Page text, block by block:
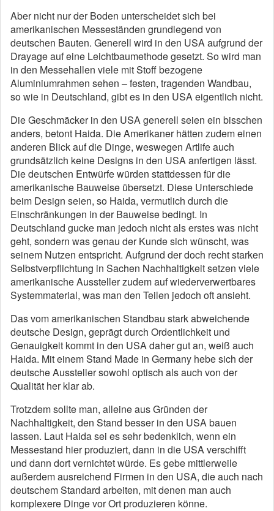
Aber nicht nur der Boden unterscheidet sich bei
amerikanischen Messeständen grundlegend von
deutschen Bauten. Generell wird in den USA aufgrund der
Drayage auf eine Leichtbaumethode gesetzt. So wird man
in den Messehallen viele mit Stoff bezogene
Aluminiumrahmen sehen – festen, tragenden Wandbau,
so wie in Deutschland, gibt es in den USA eigentlich nicht.
Die Geschmäcker in den USA generell seien ein bisschen
anders, betont Haida. Die Amerikaner hätten zudem einen
anderen Blick auf die Dinge, weswegen Artlife auch
grundsätzlich keine Designs in den USA anfertigen lässt.
Die deutschen Entwürfe würden stattdessen für die
amerikanische Bauweise übersetzt. Diese Unterschiede
beim Design seien, so Haida, vermutlich durch die
Einschränkungen in der Bauweise bedingt. In
Deutschland gucke man jedoch nicht als erstes was nicht
geht, sondern was genau der Kunde sich wünscht, was
seinem Nutzen entspricht. Aufgrund der doch recht starken
Selbstverpflichtung in Sachen Nachhaltigkeit setzen viele
amerikanische Aussteller zudem auf wiederverwertbares
Systemmaterial, was man den Teilen jedoch oft ansieht.
Das vom amerikanischen Standbau stark abweichende
deutsche Design, geprägt durch Ordentlichkeit und
Genauigkeit kommt in den USA daher gut an, weiß auch
Haida. Mit einem Stand Made in Germany hebe sich der
deutsche Aussteller sowohl optisch als auch von der
Qualität her klar ab.
Trotzdem sollte man, alleine aus Gründen der
Nachhaltigkeit, den Stand besser in den USA bauen
lassen. Laut Haida sei es sehr bedenklich, wenn ein
Messestand hier produziert, dann in die USA verschifft
und dann dort vernichtet würde. Es gebe mittlerweile
außerdem ausreichend Firmen in den USA, die auch nach
deutschem Standard arbeiten, mit denen man auch
komplexere Dinge vor Ort produzieren könne.